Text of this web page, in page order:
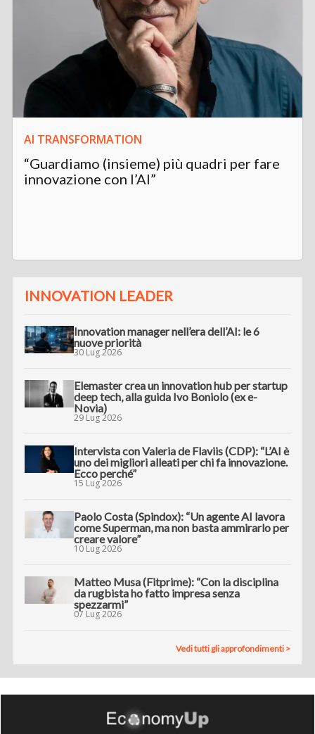
AI TRANSFORMATION
“Guardiamo (insieme) più quadri per fare
innovazione con l’AI”
INNOVATION LEADER
Innovation manager nell’era dell’AI: le 6
nuove priorità
30 Lug 2026
Elemaster crea un innovation hub per startup
deep tech, alla guida Ivo Boniolo (ex e-
Novia)
29 Lug 2026
Intervista con Valeria de Flaviis (CDP): “L’AI è
uno dei migliori alleati per chi fa innovazione.
Ecco perché”
15 Lug 2026
Paolo Costa (Spindox): “Un agente AI lavora
come Superman, ma non basta ammirarlo per
creare valore”
10 Lug 2026
Matteo Musa (Fitprime): “Con la disciplina
da rugbista ho fatto impresa senza
spezzarmi”
07 Lug 2026
Vedi tutti gli approfondimenti >